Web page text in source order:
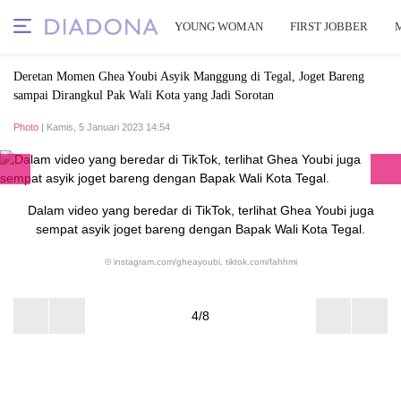
YOUNG WOMAN FIRST JOBBER
Deretan Momen Ghea Youbi Asyik Manggung di Tegal, Joget Bareng
sampai Dirangkul Pak Wali Kota yang Jadi Sorotan
Photo | Kamis, 5 Januari 2023 14:54
Dalam video yang beredar di TikTok, terlihat Ghea Youbi juga
sempat asyik joget bareng dengan Bapak Wali Kota Tegal.
© instagram.com/gheayoubi, tiktok.com/fahhmi
4/8